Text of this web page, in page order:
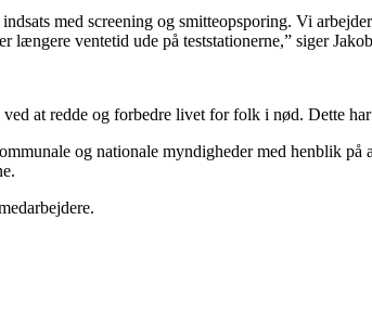
med screening og smitteopsporing. Vi
længere ventetid ude på teststationerne,” siger
at redde og forbedre livet for folk i nød. Dette
og nationale myndigheder med henblik